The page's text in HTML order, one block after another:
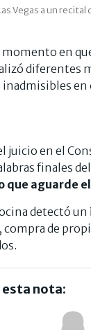
Vegas a un
en
diferentes
en
juicio en el
finales
que aguarde
detectó un
compra de
esta nota: